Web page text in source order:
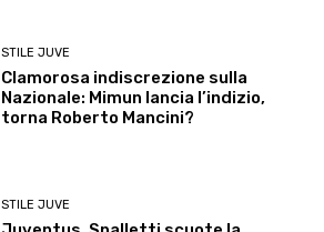
STILE JUVE
Clamorosa indiscrezione sulla
Nazionale: Mimun lancia l’indizio,
torna Roberto Mancini?
STILE JUVE